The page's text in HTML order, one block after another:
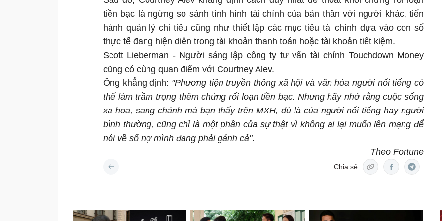
tiền bạc là ngừng so sánh tình hình tài chính của bản thân với người khác, tiến
hành quản lý chi tiêu cũng như thiết lập các mục tiêu tài chính dựa vào con số
thực tế đang hiện diện trong tài khoản thanh toán hoặc tài khoản tiết kiệm.
Scott Lieberman - Người sáng lập công ty tư vấn tài chính Touchdown Money
cũng có cùng quan điểm với Courtney Alev.
Ông khẳng định: "Phương tiện truyền thông xã hội và văn hóa người nổi tiếng có
thể làm trầm trọng thêm chứng rối loạn tiền bạc. Nhưng hãy nhớ rằng cuộc sống
xa hoa, sang chảnh mà bạn thấy trên MXH, dù là của người nổi tiếng hay người
bình thường, cũng chỉ là một phần của sự thật vì không ai lại muốn lên mạng để
nói về số nợ mình đang phải gánh cả".
Theo Fortune
Chia sẻ